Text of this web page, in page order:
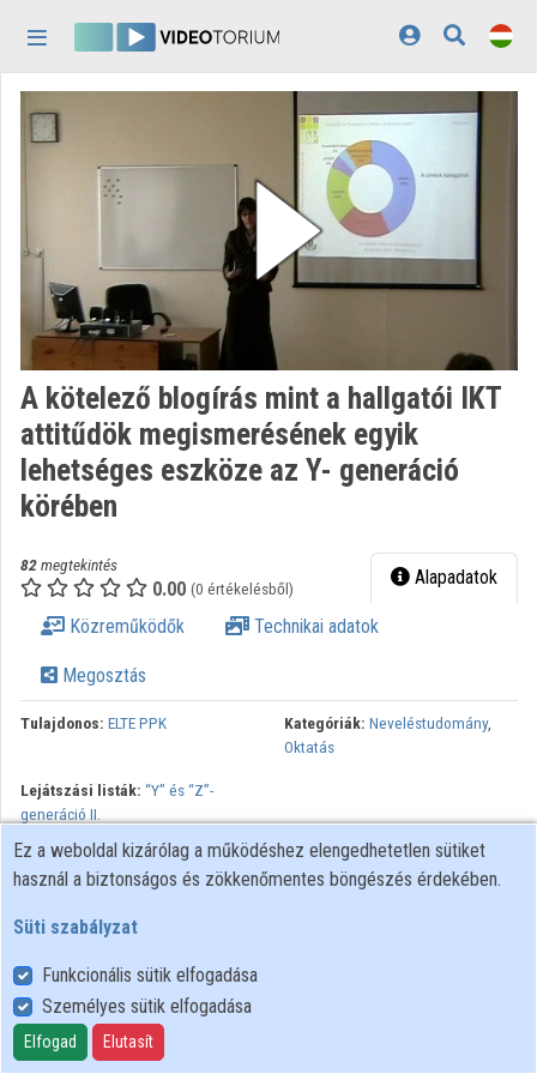
Felfedezés
Kategóriák
Lejátszási listák
Intézmények
Közreműködők
Megjelenés:világos
A kötelező blogírás mint a hallgatói IKT
attitűdök megismerésének egyik
lehetséges eszköze az Y- generáció
körében
82megtekintés
0.00 (0 értékelésből) Alapadatok
Közreműködők Technikai adatok
Megosztás
Tulajdonos: ELTE PPK Kategóriák: Neveléstudomány,
Oktatás
Lejátszási listák: “Y” és “Z”-
generáció II.
IV. OKTATÁS-INFORMATIKAI KONFERENCIA “Y” és “Z”-generáció
II.
Felhasználói szabályzat
Adatkezelési tájékoztató
Süti szabályzat
Ez a weboldal kizárólag a működéshez elengedhetetlen sütiket
használ a biztonságos és zökkenőmentes böngészés érdekében.
Süti szabályzat
Funkcionális sütik elfogadása
Személyes sütik elfogadása
Elfogad Elutasít